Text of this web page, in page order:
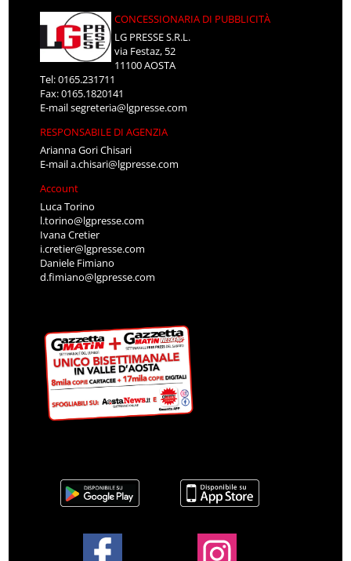
CONCESSIONARIA DI PUBBLICITÀ
LG PRESSE S.R.L.
via Festaz, 52
11100 AOSTA
Tel: 0165.231711
Fax: 0165.1820141
E-mailsegreteria@lgpresse.com
RESPONSABILE DI AGENZIA
Arianna Gori Chisari
E-maila.chisari@lgpresse.com
Account
Luca Torino
l.torino@lgpresse.com
Ivana Cretier
i.cretier@lgpresse.com
Daniele Fimiano
d.fimiano@lgpresse.com